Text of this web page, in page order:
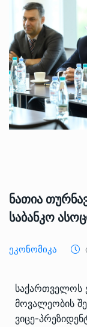
ნათია
საბანკო
Ეკონომიკა
საქართველოს
მოვალეობის
ვიცე-